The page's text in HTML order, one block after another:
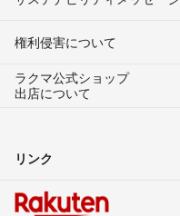
権利侵害について
ラクマ公式ショップ
出店について
リンク